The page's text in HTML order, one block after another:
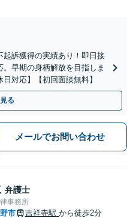
起訴獲得の実績あり！即日接
早期の身柄解放を目指しま
対応】【初回面談無料】
る
メールでお問い合わせ
弁護士
事務所
市 吉祥寺駅 から徒歩2分